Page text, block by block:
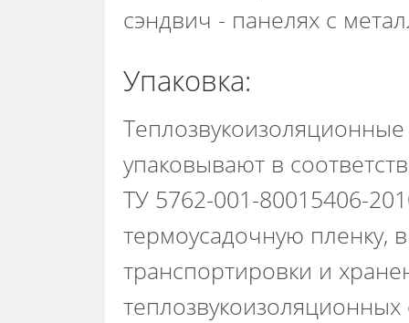
сэндвич - панелях с
Упаковка:
упаковывают в
ТУ 5762-001-80015406-
термоусадочную пленку,
транспортировки и